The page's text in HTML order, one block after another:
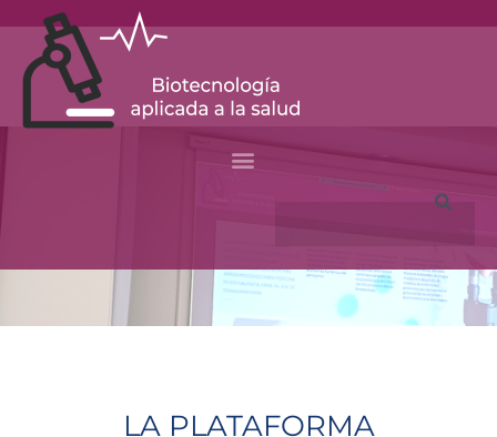
content
Search
LA PLATAFORMA